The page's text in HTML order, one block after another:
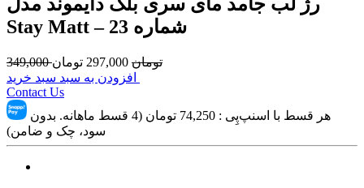
Stay Matt – شماره 23
349,000 تومان 297,000 تومان
Contact Us
هر قسط با اسنپ‌پِی : 74,250
تومان (4 قسط ماهانه. بدون
سود، چک و ضامن)